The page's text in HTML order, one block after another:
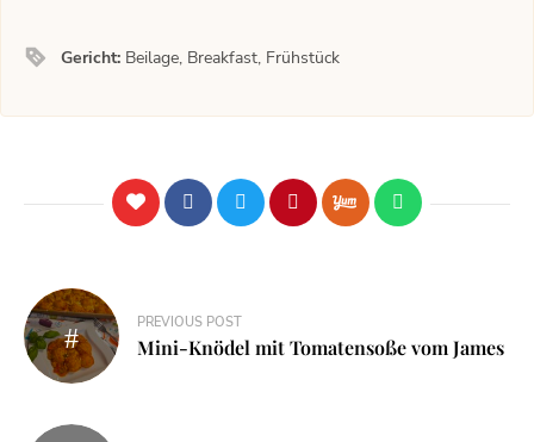
Gericht: Beilage, Breakfast, Frühstück
PREVIOUS POST
Mini-Knödel mit Tomatensoße vom James